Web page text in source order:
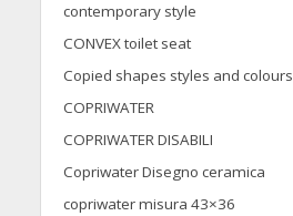
contemporary style
CONVEX toilet seat
Copied shapes styles and colours
COPRIWATER
COPRIWATER DISABILI
Copriwater Disegno ceramica
copriwater misura 43×36